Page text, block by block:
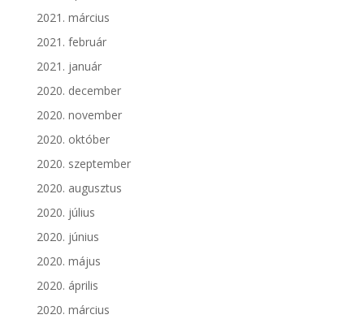
2021. március
2021. február
2021. január
2020. december
2020. november
2020. október
2020. szeptember
2020. augusztus
2020. július
2020. június
2020. május
2020. április
2020. március